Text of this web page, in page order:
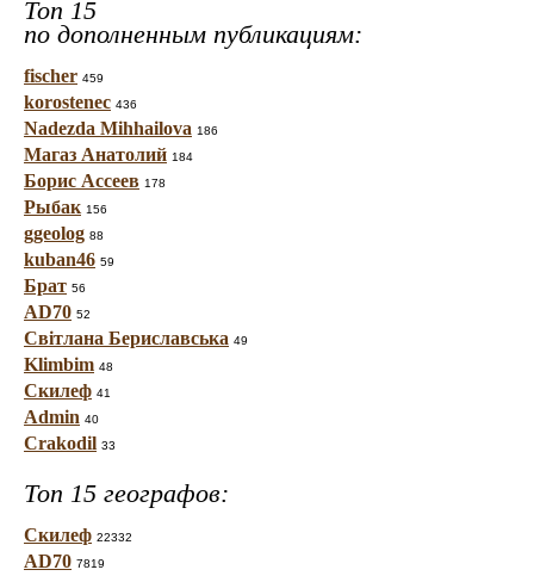
Топ 15
по дополненным публикациям:
fischer 459
korostenec 436
Nadezda Mihhailova 186
Магаз Анатолий 184
Борис Ассеев 178
Рыбак 156
ggeolog 88
kuban46 59
Брат 56
AD70 52
Світлана Бериславська 49
Klimbim 48
Скилеф 41
Admin 40
Crakodil 33
Топ 15 географов:
Скилеф 22332
AD70 7819